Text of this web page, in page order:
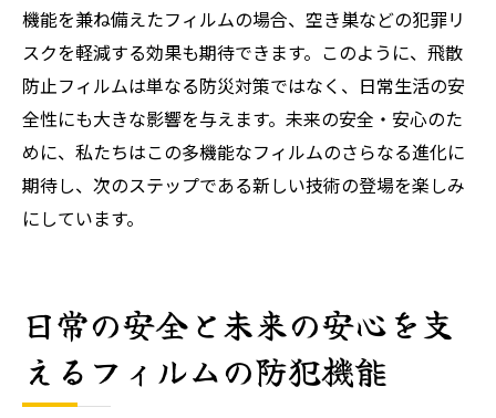
機能を兼ね備えたフィルムの場合、空き巣などの犯罪リ
スクを軽減する効果も期待できます。このように、飛散
防止フィルムは単なる防災対策ではなく、日常生活の安
全性にも大きな影響を与えます。未来の安全・安心のた
めに、私たちはこの多機能なフィルムのさらなる進化に
期待し、次のステップである新しい技術の登場を楽しみ
にしています。
日常の安全と未来の安心を支
えるフィルムの防犯機能